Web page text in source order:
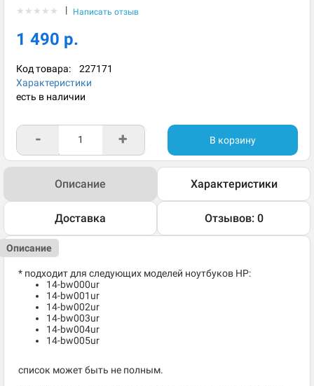
★ ★ ★ ★ ★ | Написать отзыв
1 490 р.
Код товара: 227171
Характеристики
есть в наличии
- + В корзину
Описание Характеристики
Доставка Отзывов: 0
Описание
* подходит для следующих моделей ноутбуков HP:
14-bw000ur
14-bw001ur
14-bw002ur
14-bw003ur
14-bw004ur
14-bw005ur
список может быть не полным.